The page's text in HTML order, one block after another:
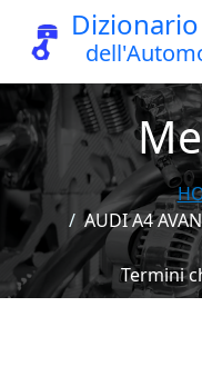
AUDI A4
Termini